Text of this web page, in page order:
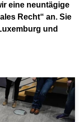
eine neuntägige
Recht“ an. Sie
und